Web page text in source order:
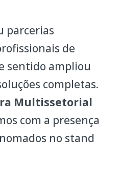
parcerias
de
sentido ampliou
completas.
Multissetorial
com a presença
no stand